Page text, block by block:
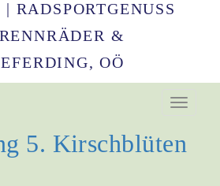
RADSPORTGENUSS
&
OÖ
Navigation
5. Kirschblüten